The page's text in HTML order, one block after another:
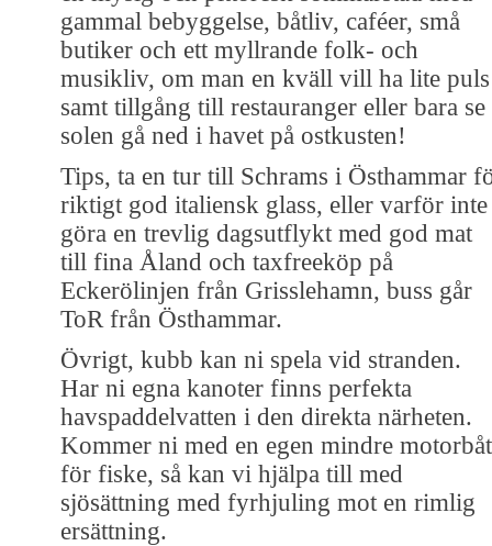
gammal bebyggelse, båtliv, caféer, små
butiker och ett myllrande folk- och
musikliv, om man en kväll vill ha lite puls
samt tillgång till restauranger eller bara se
solen gå ned i havet på ostkusten!
Tips, ta en tur till Schrams i Östhammar
riktigt god italiensk glass, eller varför inte
göra en trevlig dagsutflykt med god mat
till fina Åland och taxfreeköp på
Eckerölinjen från Grisslehamn, buss går
ToR från Östhammar.
Övrigt, kubb kan ni spela vid stranden.
Har ni egna kanoter finns perfekta
havspaddelvatten i den direkta närheten.
Kommer ni med en egen mindre motorbåt
för fiske, så kan vi hjälpa till med
sjösättning med fyrhjuling mot en rimlig
ersättning.